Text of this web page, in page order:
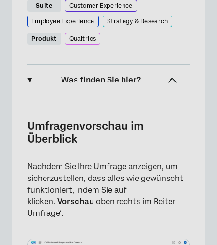
Suite Customer Experience
Employee Experience Strategy & Research
Produkt Qualtrics
Was finden Sie hier?
Vorschau-Banner
Umfragenvorschau-Antworten
Vorschau teilen
Andere Vorschaumodi
Umfragenvorschau/Testen einer Umfrage mit
Vorschau verschiedener Projektarten
Umfragenvorschau im
Überblick
Nachdem Sie Ihre Umfrage anzeigen, um
sicherzustellen, dass alles wie gewünscht
funktioniert, indem Sie auf
klicken. Vorschau oben rechts im Reiter
Umfrage“.